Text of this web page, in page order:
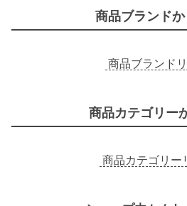
商品ブランド
商品ブランド
商品カテゴリー
商品カテゴリー